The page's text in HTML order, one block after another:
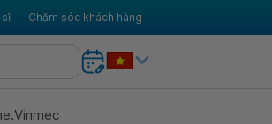
sĩ Chăm sóc khách hàng